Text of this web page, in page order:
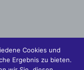
Cookies und
Ergebnis zu bieten.